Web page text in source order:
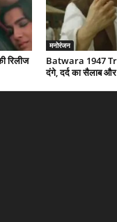
रिलीज
मनोरंजन
Batwara 1947
दंगे, दर्द का सैलाब